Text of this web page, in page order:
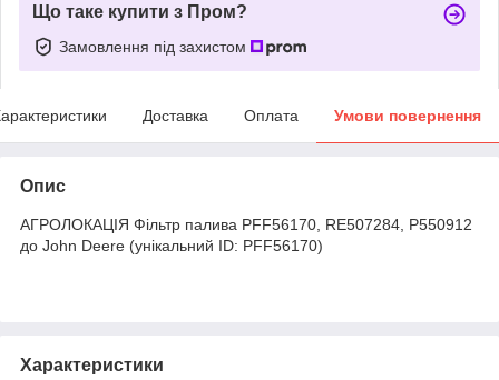
Що таке купити з Пром?
Замовлення під захистом
Доставка Оплата Умови повернення
Опис
АГРОЛОКАЦІЯ Фільтр палива PFF56170, RE507284, P550912
до John Deere (унікальний ID: PFF56170)
Характеристики